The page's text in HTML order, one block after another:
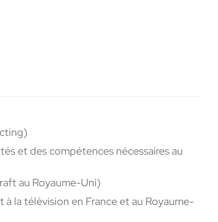
et des compétences nécessaires au
au Royaume-Uni)
la télévision en France et au Royaume-